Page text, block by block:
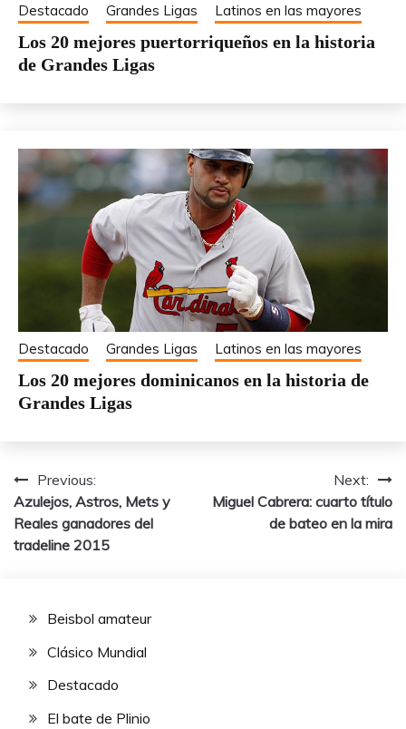
Destacado Grandes Ligas Latinos en las mayores
Los 20 mejores puertorriqueños en la historia
de Grandes Ligas
Destacado Grandes Ligas Latinos en las mayores
Los 20 mejores dominicanos en la historia de
Grandes Ligas
Navegación
de
entradas
Previous:
Azulejos, Astros, Mets y
Reales ganadores del
tradeline 2015
Next:
Miguel Cabrera: cuarto título
de bateo en la mira
Beisbol amateur
Clásico Mundial
Destacado
El bate de Plinio